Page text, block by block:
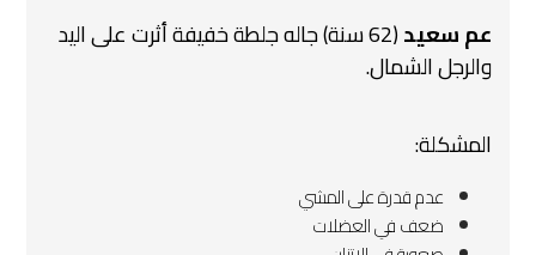
عم سعيد
(62 سنة) جاله جلطة خفيفة أثرت على اليد
والرجل الشمال.
المشكلة:
عدم قدرة على المشي
ضعف في العضلات